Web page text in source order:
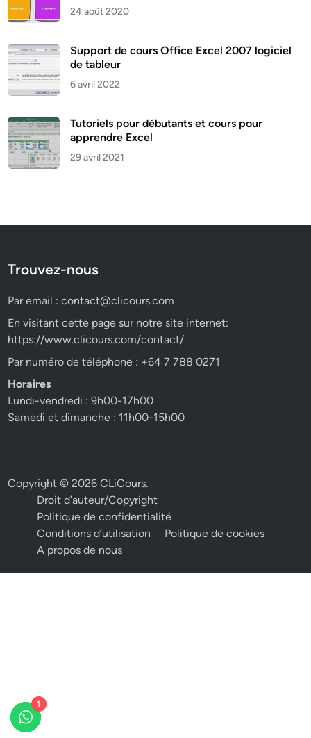
24 août 2020
Support de cours Office Excel 2007 logiciel
de tableur
6 avril 2022
Tutoriels pour débutants et cours pour
apprendre Excel
29 avril 2021
Trouvez-nous
Par email :contact@clicours.com
En visitant cette page sur notre site internet:
https://www.clicours.com/contact/
Par numéro de téléphone : +64 7 788 0271
Horaires
Lundi-vendredi : 9h00-17h00
Samedi et dimanche : 11h00-15h00
Copyright © 2026CLiCours.
Droit d’auteur/Copyright
Politique de confidentialité
Conditions d’utilisation
Politique de cookies
A propos de nous
1